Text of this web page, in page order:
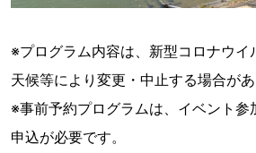
※プログラム内容は、新型コロナウイ
天候等により変更・中止する場合があ
※事前予約プログラムは、イベント参
申込が必要です。